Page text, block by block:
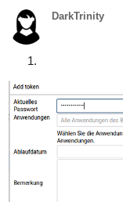
DarkTrinity